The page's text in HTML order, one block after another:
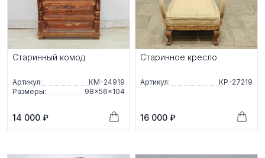
Старинный комод
Артикул:
КМ-24919
Размеры:
98×56×104
14 000 ₽
Старинное кресло
Артикул: КР-27219
16 000 ₽